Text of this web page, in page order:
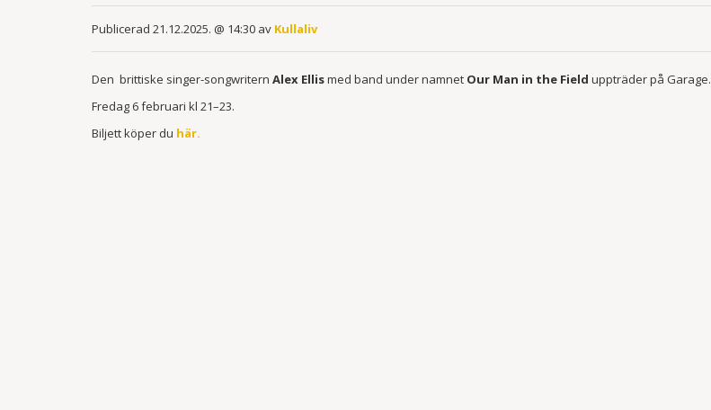
Publicerad 21.12.2025. @ 14:30 av Kullaliv
Den brittiske singer-songwritern Alex Ellismed band under namnet Our Man in the Field uppträder på Garage.
Fredag 6 februari kl 21–23.
Biljett köper du här.